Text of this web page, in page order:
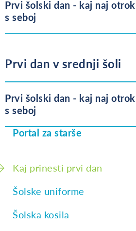
Prvi šolski dan - kaj naj
s seboj
Prvi dan v srednji šoli
Prvi šolski dan - kaj naj
s seboj
Portal za starše
Kaj prinesti prvi dan
Šolske uniforme
Šolska kosila